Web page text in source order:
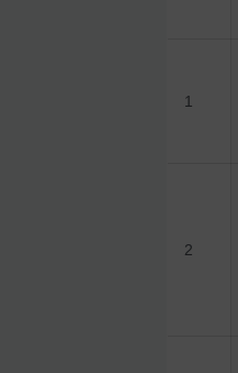
1
2